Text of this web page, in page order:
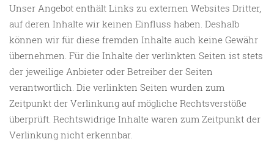
Unser Angebot enthält Links zu externen Websites Dritter,
auf deren Inhalte wir keinen Einfluss haben. Deshalb
können wir für diese fremden Inhalte auch keine Gewähr
übernehmen. Für die Inhalte der verlinkten Seiten ist stets
der jeweilige Anbieter oder Betreiber der Seiten
verantwortlich. Die verlinkten Seiten wurden zum
Zeitpunkt der Verlinkung auf mögliche Rechtsverstöße
überprüft. Rechtswidrige Inhalte waren zum Zeitpunkt der
Verlinkung nicht erkennbar.